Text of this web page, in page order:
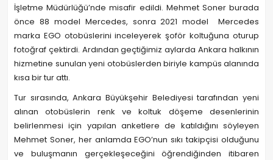
İşletme Müdürlüğü’nde misafir edildi. Mehmet Soner burada
önce 88 model Mercedes, sonra 2021 model Mercedes
marka EGO otobüslerini inceleyerek şoför koltuğuna oturup
fotoğraf çektirdi. Ardından geçtiğimiz aylarda Ankara halkının
hizmetine sunulan yeni otobüslerden biriyle kampüs alanında
kısa bir tur attı.
Tur sırasında, Ankara Büyükşehir Belediyesi tarafından yeni
alınan otobüslerin renk ve koltuk döşeme desenlerinin
belirlenmesi için yapılan anketlere de katıldığını söyleyen
Mehmet Soner, her anlamda EGO’nun sıkı takipçisi olduğunu
ve buluşmanın gerçekleşeceğini öğrendiğinden itibaren